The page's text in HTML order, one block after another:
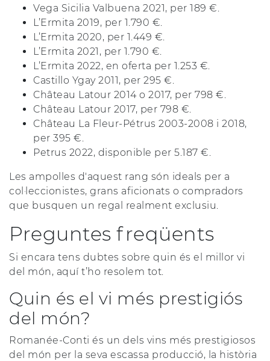
Vega Sicilia Valbuena 2021, per 189 €.
L’Ermita 2019, per 1.790 €.
L’Ermita 2020, per 1.449 €.
L’Ermita 2021, per 1.790 €.
L’Ermita 2022, en oferta per 1.253 €.
Castillo Ygay 2011, per 295 €.
Château Latour 2014 o 2017, per 798 €.
Château Latour 2017, per 798 €.
Château La Fleur-Pétrus 2003-2008 i 2018,
per 395 €.
Petrus 2022, disponible per 5.187 €.
Les ampolles d'aquest rang són ideals per a
col·leccionistes, grans aficionats o compradors
que busquen un regal realment exclusiu.
Preguntes freqüents
Si encara tens dubtes sobre quin és el millor vi
del món, aquí t’ho resolem tot.
Quin és el vi més prestigiós
del món?
Romanée-Conti és un dels vins més prestigiosos
del món per la seva escassa producció, la història